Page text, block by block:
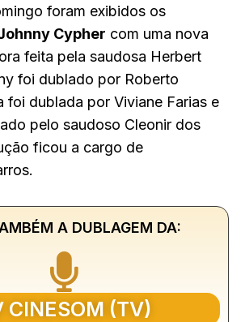
foram exibidos os
Cypher com uma nova
feita pela saudosa Herbert
foi dublado por Roberto
foi dublada por Viviane Farias e
pelo saudoso Cleonir dos
ficou a cargo de
A DUBLAGEM DA:
CINESOM (TV)